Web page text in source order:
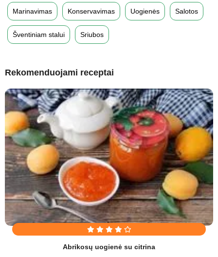
Marinavimas Konservavimas Uogienės Salotos
Šventiniam stalui Sriubos
Rekomenduojami receptai
Abrikosų uogienė su citrina